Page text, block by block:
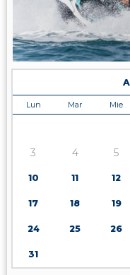
Lun Mar Mie
3
4 5
10 11 12
17 18 19
24 25 26
31